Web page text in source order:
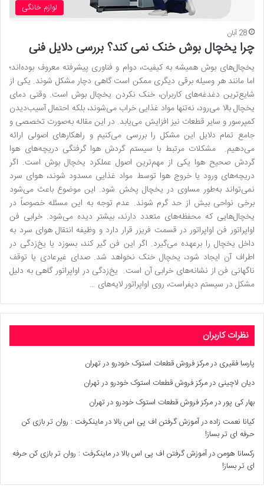
لوازم خانگی
28 آبان
چرا یخچال بوش خنک نمی کند؟ بررسی دلایل فنی
یخچال‌های بوش همیشه به کیفیت، دوام و فناوری پیشرفته معروف بوده‌اند؛
اما مانند هر وسیله برقی دیگری ممکن است گاهی دچار مشکل شوند. یکی از
شایع‌ترین دغدغه‌های کاربران، خنک نکردن یخچال بوش است. وقتی دمای
یخچال بالا می‌رود، نه‌تنها مواد غذایی خراب می‌شوند، بلکه احتمال آسیب‌دیدن
کمپرسور و سایر قطعات نیز افزایش می‌یابد. در این مقاله به‌صورت تخصصی و
جامع تمام دلایل این مشکل را بررسی می‌کنیم و راهکارهای اصولی ارائه
می‌دهیم. مشکلات مرتبط با سیستم گردش هوا گرفتگی دریچه‌های هوا
گردش صحیح هوا یکی از مهم‌ترین اصول عملکرد یخچال بوش است. اگر
دریچه‌های ورود یا خروج هوا توسط مواد غذایی مسدود شوند، هوای سرد
نمی‌تواند به‌طور مساوی در یخچال پخش شود. این موضوع باعث می‌شود
برخی نواحی بیش از حد گرم شوند. عدم توجه به این مسئله خصوصاً در
یخچال‌هایی که محفظه‌های متعدد دارند، بیشتر دیده می‌شود. خرابی فن
اواپراتور فن اواپراتور در قسمت فریزر قرار دارد و وظیفه انتقال هوای سرد به
داخل یخچال را برعهده می‌گیرد. اگر این فن گیر کند، بسوزد یا یخ‌زدگی در
اطراف آن ایجاد شود، یخچال خنک نخواهد شد. صدای غیرعادی یا توقف
ناگهانی فن از نشانه‌های خرابی آن است. یخ‌زدگی در اواپراتور گاهی به دلیل
مشکل در سیستم دیفراست، روی اواپراتور لایه‌های …
نظرات کاربران
پارسا فقیری درمرکز فروش قطعات استوک خودرو در تهران
دیان لاچینی درمرکز فروش قطعات استوک خودرو در تهران
بهار کی پوردرمرکز فروش قطعات استوک خودرو در تهران
کیانا نعمت زادهدرآموزش گرفتن اف پی اس بالا در ماینکرفت : روان تر بازی کن
حرفه ای تر بساز!
رکسانا هومندرآموزش گرفتن اف پی اس بالا در ماینکرفت : روان تر بازی کن حرفه
ای تر بساز!